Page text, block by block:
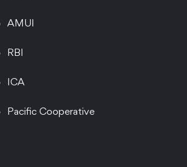
AMUI
RBI
ICA
Pacific Cooperative